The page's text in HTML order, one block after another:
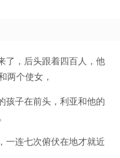
了，后头跟着四百人，他
两个使女，
孩子在前头，利亚和他的
一连七次俯伏在地才就近